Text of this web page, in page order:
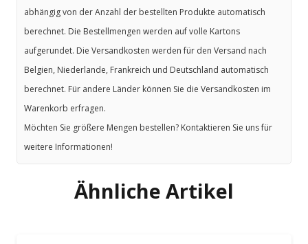
abhängig von der Anzahl der bestellten Produkte automatisch
berechnet. Die Bestellmengen werden auf volle Kartons
aufgerundet. Die Versandkosten werden für den Versand nach
Belgien, Niederlande, Frankreich und Deutschland automatisch
berechnet. Für andere Länder können Sie die Versandkosten im
Warenkorb erfragen.
Möchten Sie größere Mengen bestellen? Kontaktieren Sie uns für
weitere Informationen!
Ähnliche Artikel